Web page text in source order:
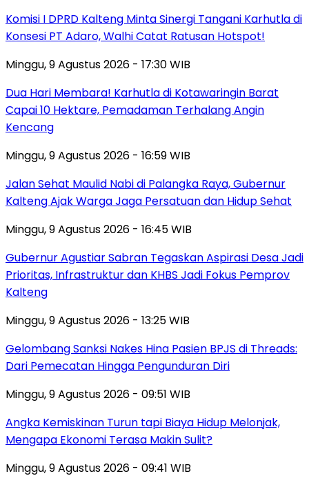
Komisi I DPRD Kalteng Minta Sinergi Tangani Karhutla di
Konsesi PT Adaro, Walhi Catat Ratusan Hotspot!
Minggu, 9 Agustus 2026 - 17:30 WIB
Dua Hari Membara! Karhutla di Kotawaringin Barat
Capai 10 Hektare, Pemadaman Terhalang Angin
Kencang
Minggu, 9 Agustus 2026 - 16:59 WIB
Jalan Sehat Maulid Nabi di Palangka Raya, Gubernur
Kalteng Ajak Warga Jaga Persatuan dan Hidup Sehat
Minggu, 9 Agustus 2026 - 16:45 WIB
Gubernur Agustiar Sabran Tegaskan Aspirasi Desa Jadi
Prioritas, Infrastruktur dan KHBS Jadi Fokus Pemprov
Kalteng
Minggu, 9 Agustus 2026 - 13:25 WIB
Gelombang Sanksi Nakes Hina Pasien BPJS di Threads:
Dari Pemecatan Hingga Pengunduran Diri
Minggu, 9 Agustus 2026 - 09:51 WIB
Angka Kemiskinan Turun tapi Biaya Hidup Melonjak,
Mengapa Ekonomi Terasa Makin Sulit?
Minggu, 9 Agustus 2026 - 09:41 WIB